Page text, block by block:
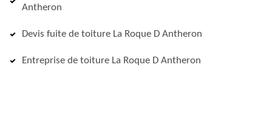
Antheron
Devis fuite de toiture La Roque D Antheron
Entreprise de toiture La Roque D Antheron